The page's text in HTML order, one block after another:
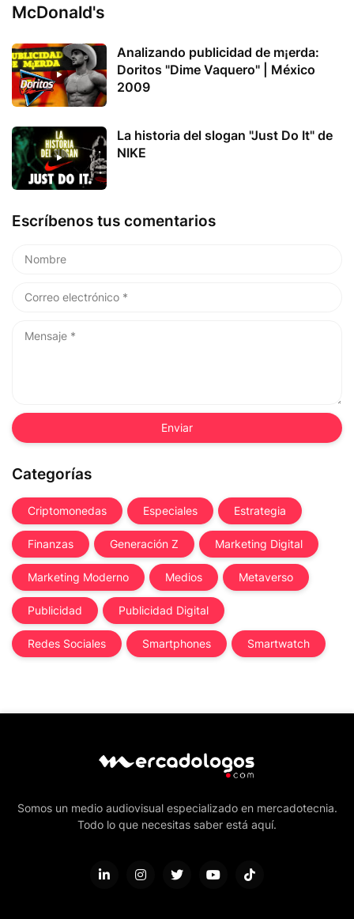
McDonald's
Analizando publicidad de m¡erda:
Doritos "Dime Vaquero" | México
2009
La historia del slogan "Just Do It" de
NIKE
Escríbenos tus comentarios
Categorías
Criptomonedas Especiales Estrategia
Finanzas Generación Z Marketing Digital
Marketing Moderno Medios Metaverso
Publicidad Publicidad Digital
Redes Sociales Smartphones Smartwatch
Somos un medio audiovisual especializado en mercadotecnia.
Todo lo que necesitas saber está aquí.